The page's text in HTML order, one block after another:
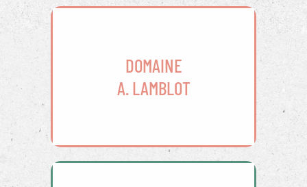
DOMAINE
A. LAMBLOT